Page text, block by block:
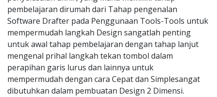
pembelajaran dirumah dari Tahap pengenalan
Software Drafter pada Penggunaan Tools-Tools untuk
mempermudah langkah Design sangatlah penting
untuk awal tahap pembelajaran dengan tahap lanjut
mengenal prihal langkah tekan tombol dalam
perapihan garis lurus dan lainnya untuk
mempermudah dengan cara Cepat dan Simplesangat
dibutuhkan dalam pembuatan Design 2 Dimensi.